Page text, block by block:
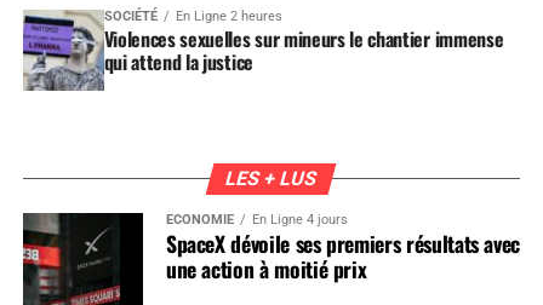
SOCIÉTÉ En Ligne 2 heures
Violences sexuelles sur mineurs le chantier immense
qui attend la justice
LES + LUS
ÉCONOMIE En Ligne 4 jours
SpaceX dévoile ses premiers résultats avec
une action à moitié prix